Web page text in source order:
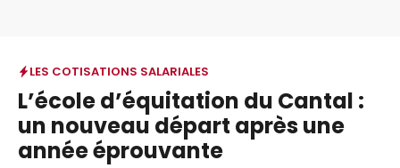
LES COTISATIONS SALARIALES
L’école d’équitation du Cantal :
un nouveau départ après une
année éprouvante